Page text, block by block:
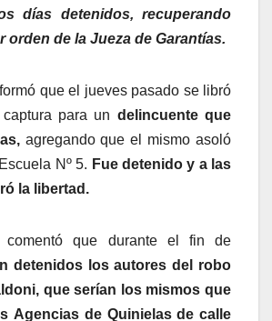
días detenidos, recuperando
orden de la Jueza de Garantías.
que el jueves pasado se libró
para un delincuente que
agregando que el mismo asoló
Nº 5. Fue detenido y a las
la libertad.
comentó que durante el fin de
detenidos los autores del robo
que serían los mismos que
Agencias de Quinielas de calle